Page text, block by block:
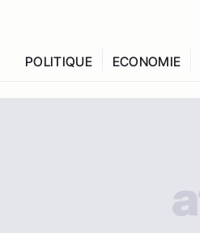
POLITIQUE ECONOMIE